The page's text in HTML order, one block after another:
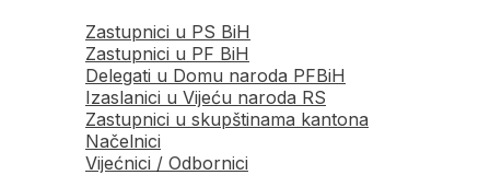
Zastupnici u PS BiH
Zastupnici u PF BiH
Delegati u Domu naroda PFBiH
Izaslanici u Vijeću naroda RS
Zastupnici u skupštinama kantona
Načelnici
Vijećnici / Odbornici